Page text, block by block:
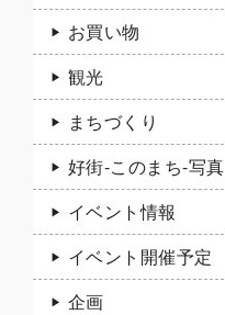
お買い物
観光
まちづくり
好街-このまち-写真
イベント情報
イベント開催予定
企画